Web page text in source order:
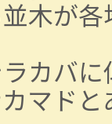
木が各
カバ
マドと